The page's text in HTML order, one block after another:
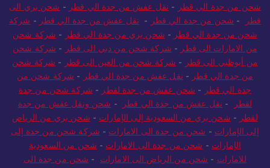
شحن من جدة الي قطر - نقل عفش من جدة الي قطر - شحن بري الى
قطر
- شحن من جدة الي قطر - نقل عفش من جدة الي قطر - شركة
شحن من جدة الي قطر - شحن بري من جدة الي قطر - شركة شحن
من الامارات الى قطر - شركة شحن من دبي الى قطر - شركة شحن
من أبوظبي الى قطر - شركة شحن من العين الى قطر - شركة شحن
من جدة الي قطر - نقل عفش من جدة الي قطر - شركة شحن من
جدة الي قطر - شحن عفش من جدة لقطر - شركة شحن من جدة
لقطر
- نقل عفش من جدة الي قطر - شحن ونقل عفش من جدة
لقطر - شحن بري من السعودية إلى الإمارات - شحن بري من الرياض
إلى الإمارات - شحن من جدة الى الامارات - شركة شحن من جدة إلى
الإمارات - شحن من جدة الى الامارات - شحن من السعودية
للامارات - شحن من الرياض الى الامارات - شحن من جدة الى